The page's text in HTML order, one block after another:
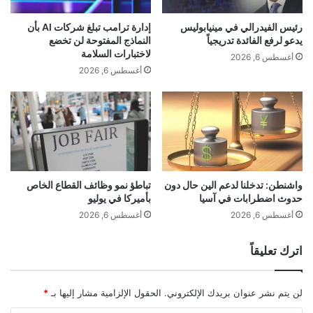
ق
ع
ا
د
ي
إ
غ
ق
ا
ك
و
ة
ي
6
م
ع
أ
د
و
ي
ة
ف
ي
ي
ر
رئيس الفيدرالي في مينيابوليس
يدعو لرفع الفائدة تدريجياً
أغسطس 6, 2026
إدارة ترامب تبلغ شركات AI بأن
النماذج المفتوحة لن تخضع
لاختبارات السلامة
أغسطس 6, 2026
واشنطن: تدخلنا لدعم الين حال دون
حدوث اضطرابات في آسيا
أغسطس 6, 2026
تباطؤ نمو وظائف القطاع الخاص
بأميركا في يوليو
أغسطس 6, 2026
اترك تعليقاً
لن يتم نشر عنوان بريدك الإلكتروني. الحقول الإلزامية مشار إليها بـ *